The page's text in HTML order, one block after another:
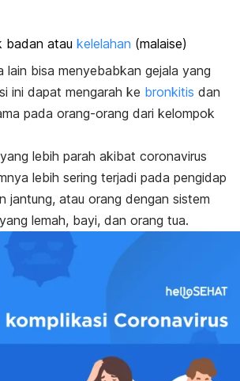
badan atau kelelahan (malaise)
lain bisa menyebabkan gejala yang
ini dapat mengarah ke bronkitis dan
pada orang-orang dari kelompok
lebih parah akibat coronavirus
lebih sering terjadi pada pengidap
jantung, atau orang dengan sistem
lemah, bayi, dan orang tua.